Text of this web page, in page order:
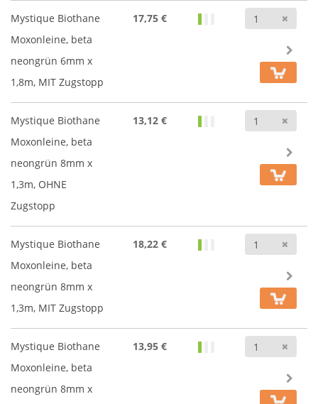
Mystique Biothane
Moxonleine, beta
neongrün 6mm x
1,8m, MIT Zugstopp
17,75 €
Mystique Biothane
Moxonleine, beta
neongrün 8mm x
1,3m, OHNE
Zugstopp
13,12 €
Mystique Biothane
Moxonleine, beta
neongrün 8mm x
1,3m, MIT Zugstopp
18,22 €
Mystique Biothane
Moxonleine, beta
neongrün 8mm x
13,95 €